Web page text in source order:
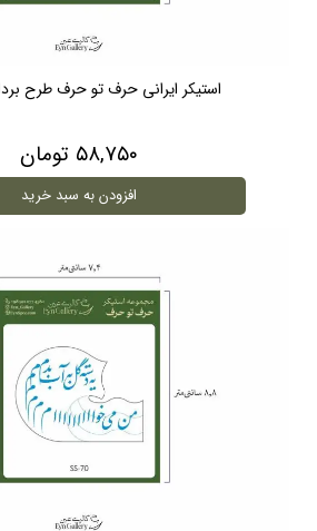
استیکر ایرانی حرف تو حرف طرح
۵۸,۷۵۰ تومان
افزودن به سبد خرید